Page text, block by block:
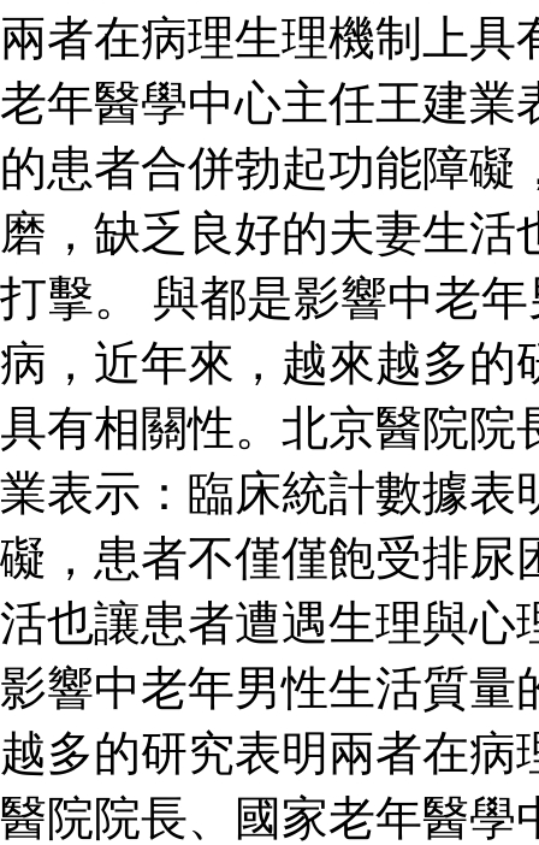
兩者在病理生理機制上
老年醫學中心主任王建業
的患者合併勃起功能障
磨，缺乏良好的夫妻生
打擊。 與都是影響中老
病，近年來，越來越多的
具有相關性。北京醫院院
業表示：臨床統計數據表
礙，患者不僅僅飽受排尿
活也讓患者遭遇生理與
影響中老年男性生活質量
越多的研究表明兩者在
醫院院長、國家老年醫學